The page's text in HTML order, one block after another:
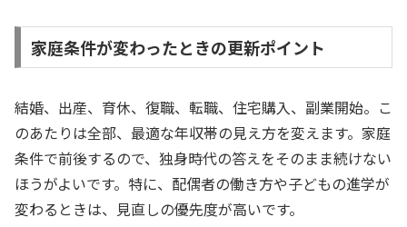
家庭条件が変わったときの更新ポイント
結婚、出産、育休、復職、転職、住宅購入、副業開始。こ
のあたりは全部、最適な年収帯の見え方を変えます。家庭
条件で前後するので、独身時代の答えをそのまま続けない
ほうがよいです。特に、配偶者の働き方や子どもの進学が
変わるときは、見直しの優先度が高いです。